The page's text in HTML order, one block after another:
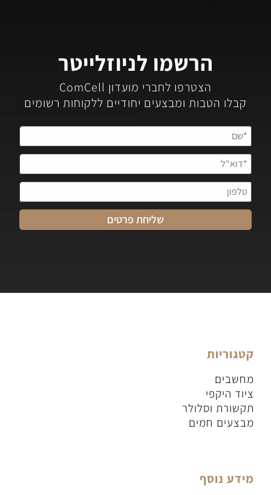
הרשמו לניוזלייטר
הצטרפו לחברי מועדון ComCell
קבלו הטבות ומבצעים יחודיים ללקוחות רשומים
קטגוריות
מחשבים
ציוד היקפי
תקשורת וסלולר
מבצעים חמים
מידע נוסף